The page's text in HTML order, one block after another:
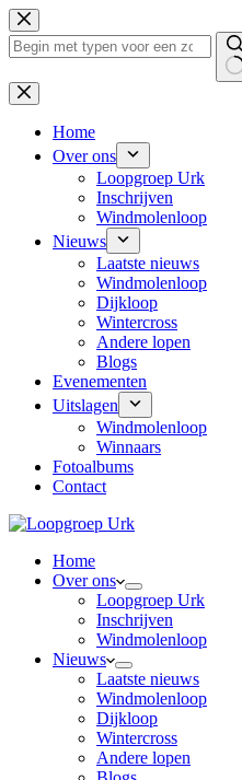
Ga
naar
de
Geen
resultaten
Home
Over ons
Loopgroep Urk
Inschrijven
Windmolenloop
Nieuws
Laatste nieuws
Windmolenloop
Dijkloop
Wintercross
Andere lopen
Blogs
Evenementen
Uitslagen
Windmolenloop
Winnaars
Fotoalbums
Contact
Home
Over ons
Loopgroep Urk
Inschrijven
Windmolenloop
Nieuws
Laatste nieuws
Windmolenloop
Dijkloop
Wintercross
Andere lopen